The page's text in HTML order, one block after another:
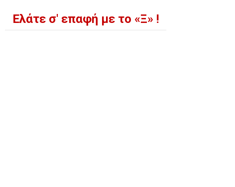
Ελάτε σ' επαφή με το «Ξ» !